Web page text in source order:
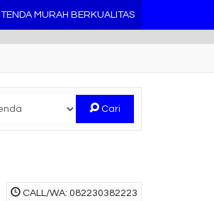
MURAH BERKUALITAS
Cari
CALL/WA: 082230382223